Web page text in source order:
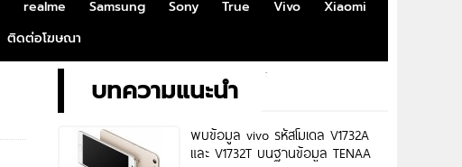
realme Samsung Sony True Vivo
Xiaomi
ติดต่อโฆษณา
บทความแนะนำ
พบข้อมูล vivo รหัสโมเดล V1732A
และ V1732T บนฐานข้อมูล TENAA